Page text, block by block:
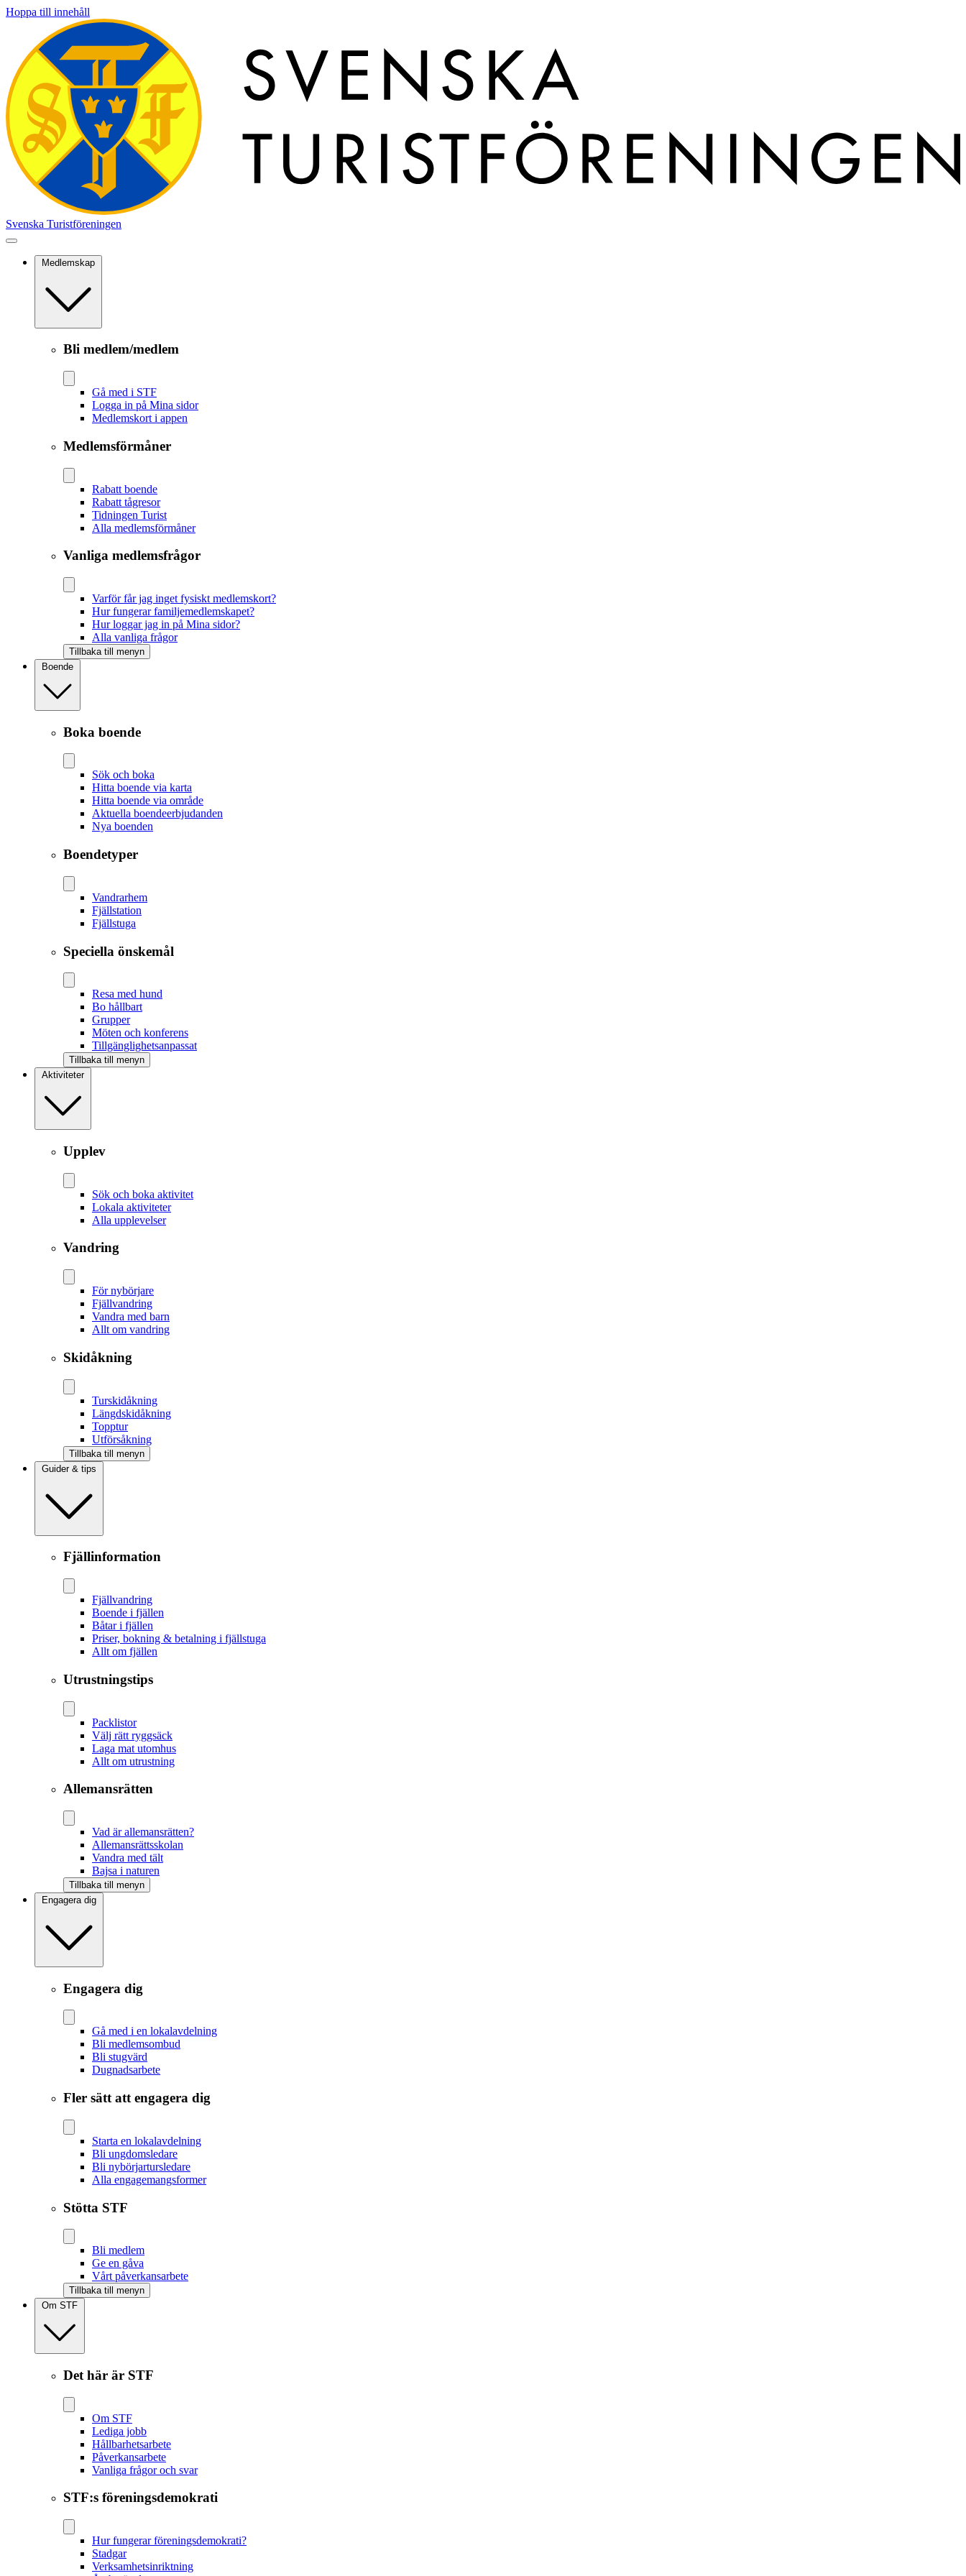
Hoppa till innehåll
Svenska Turistföreningen
Medlemskap
Bli medlem/medlem
Gå med i STF
Logga in på Mina sidor
Medlemskort i appen
Medlemsförmåner
Rabatt boende
Rabatt tågresor
Tidningen Turist
Alla medlemsförmåner
Vanliga medlemsfrågor
Varför får jag inget fysiskt medlemskort?
Hur fungerar familjemedlemskapet?
Hur loggar jag in på Mina sidor?
Alla vanliga frågor
Tillbaka till menyn
Boende
Boka boende
Sök och boka
Hitta boende via karta
Hitta boende via område
Aktuella boendeerbjudanden
Nya boenden
Boendetyper
Vandrarhem
Fjällstation
Fjällstuga
Speciella önskemål
Resa med hund
Bo hållbart
Grupper
Möten och konferens
Tillgänglighetsanpassat
Tillbaka till menyn
Aktiviteter
Upplev
Sök och boka aktivitet
Lokala aktiviteter
Alla upplevelser
Vandring
För nybörjare
Fjällvandring
Vandra med barn
Allt om vandring
Skidåkning
Tur­skidåkning
Längd­skidåkning
Topptur
Utförsåkning
Tillbaka till menyn
Guider & tips
Fjällinformation
Fjällvandring
Boende i fjällen
Båtar i fjällen
Priser, bokning & betalning i fjällstuga
Allt om fjällen
Utrustningstips
Packlistor
Välj rätt ryggsäck
Laga mat utomhus
Allt om utrustning
Allemansrätten
Vad är allemansrätten?
Allemansrättsskolan
Vandra med tält
Bajsa i naturen
Tillbaka till menyn
Engagera dig
Engagera dig
Gå med i en lokalavdelning
Bli medlemsombud
Bli stugvärd
Dugnadsarbete
Fler sätt att engagera dig
Starta en lokalavdelning
Bli ungdomsledare
Bli nybörjartursledare
Alla engagemangsformer
Stötta STF
Bli medlem
Ge en gåva
Vårt påverkansarbete
Tillbaka till menyn
Om STF
Det här är STF
Om STF
Lediga jobb
Hållbarhetsarbete
Påverkansarbete
Vanliga frågor och svar
STF:s föreningsdemokrati
Hur fungerar föreningsdemokrati?
Stadgar
Verksamhetsinriktning